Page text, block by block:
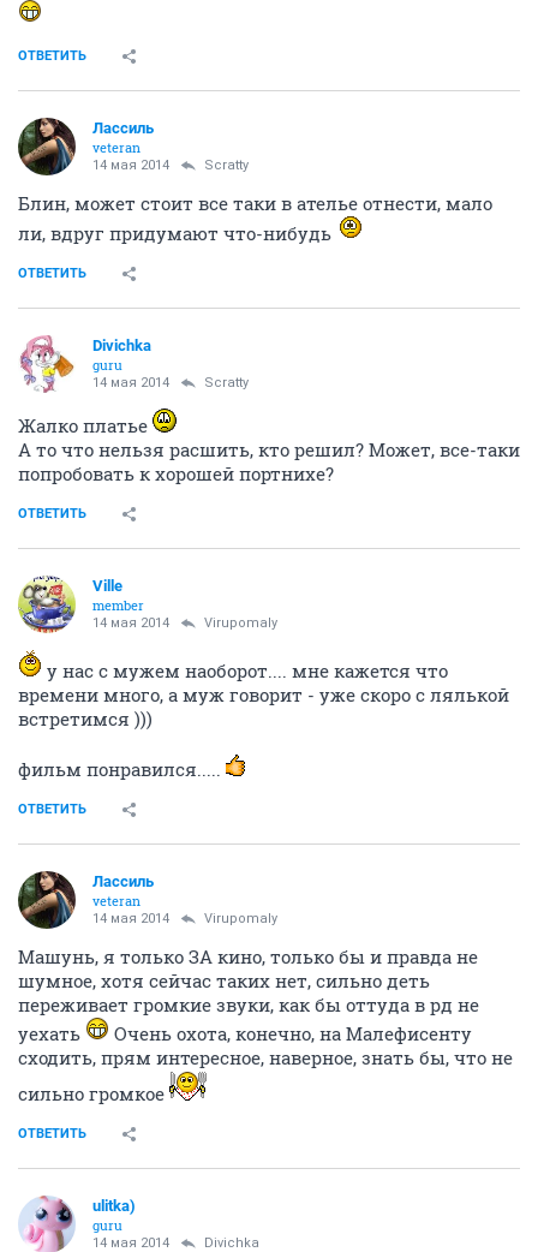
ОТВЕТИТЬ
Лассиль
veteran
14 мая 2014 Scratty
Блин, может стоит все таки в ателье отнести, мало
ли, вдруг придумают что-нибудь
ОТВЕТИТЬ
Divichka
guru
14 мая 2014 Scratty
Жалко платье
А то что нельзя расшить, кто решил? Может, все-таки
попробовать к хорошей портнихе?
ОТВЕТИТЬ
Ville
member
14 мая 2014 Virupomaly
у нас с мужем наоборот.... мне кажется что
времени много, а муж говорит - уже скоро с лялькой
встретимся )))
фильм понравился.....
ОТВЕТИТЬ
Лассиль
veteran
14 мая 2014 Virupomaly
Машунь, я только ЗА кино, только бы и правда не
шумное, хотя сейчас таких нет, сильно деть
переживает громкие звуки, как бы оттуда в рд не
уехать
Очень охота, конечно, на Малефисенту
сходить, прям интересное, наверное, знать бы, что не
сильно громкое
ОТВЕТИТЬ
ulitka)
guru
14 мая 2014 Divichka